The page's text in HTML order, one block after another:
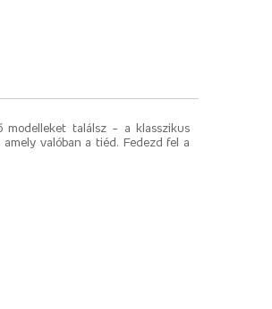
modelleket találsz – a klasszikus
valóban a tiéd. Fedezd fel a